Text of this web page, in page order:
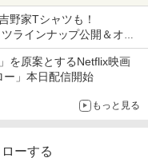
した超大型チーズバーガー
野家Tシャツも！
ラインナップ公開＆オン
を原案とするNetflix映画
ー」本日配信開始
もっと見る
ーする